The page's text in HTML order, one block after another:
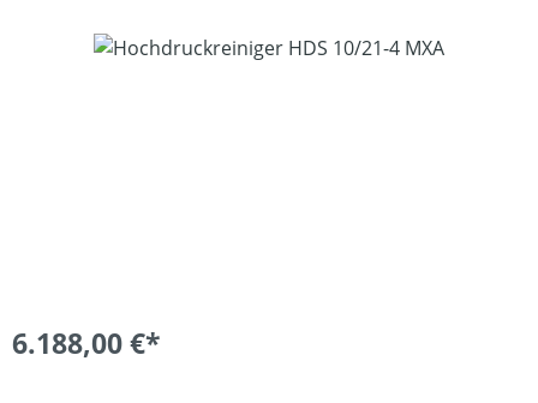
Bildergalerie überspringen
6.188,00 €*